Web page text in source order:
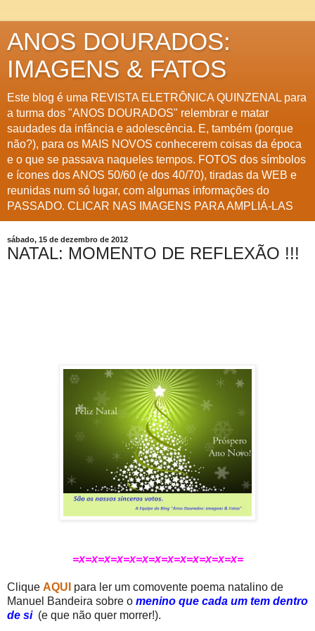
ANOS DOURADOS:
IMAGENS & FATOS
Este blog é uma REVISTA ELETRÔNICA QUINZENAL para
a turma dos "ANOS DOURADOS" relembrar e matar
saudades da infância e adolescência. E, também (porque
não?), para os MAIS NOVOS conhecerem coisas da época
e o que se passava naqueles tempos. FOTOS dos símbolos
e ícones dos ANOS 50/60 (e dos 40/70), tiradas da WEB e
reunidas num só lugar, com algumas informações do
PASSADO. CLICAR NAS IMAGENS PARA AMPLIÁ-LAS
sábado, 15 de dezembro de 2012
NATAL: MOMENTO DE REFLEXÃO !!!
=x=x=x=x=x=x=x=x=x=x=x=x=x=
Clique AQUI para ler um comovente poema natalino de
Manuel Bandeira sobre o menino que cada um tem dentro
de si(e que não quer morrer!).